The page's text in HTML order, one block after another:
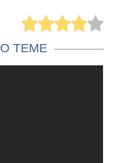
ТЕМЕ